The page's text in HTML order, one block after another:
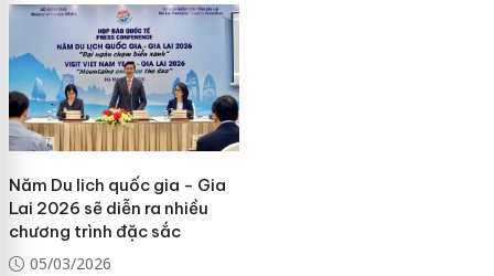
Năm Du lich quốc gia - Gia
Lai 2026 sẽ diễn ra nhiều
chương trình đặc sắc
05/03/2026